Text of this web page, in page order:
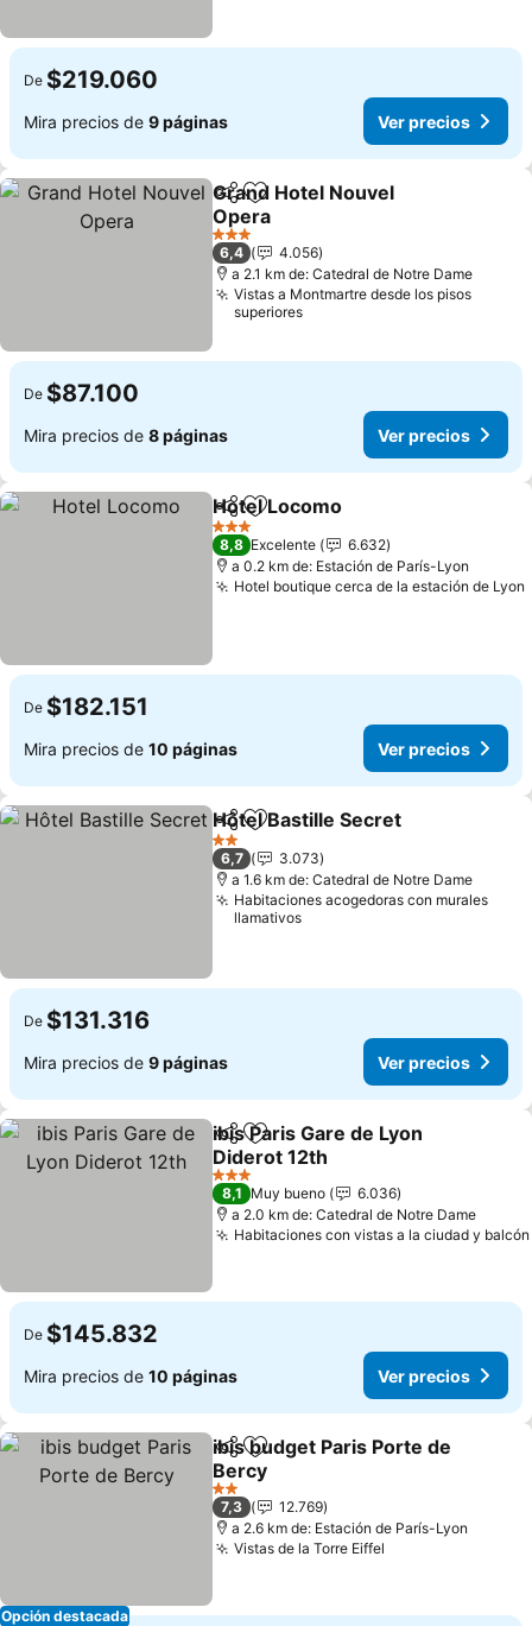
De $219.060
Mira precios de 9 páginas Ver precios
CompartirAgregar a favoritos
Grand Hotel Nouvel
Opera
3 Estrellas
6,4
4.056
a 2.1 km de: Catedral de Notre Dame
Vistas a Montmartre desde los pisos
superiores
De $87.100
Mira precios de 8 páginas Ver precios
CompartirAgregar a favoritos
Hotel Locomo
3 Estrellas
8,8 Excelente
6.632
a 0.2 km de: Estación de París-Lyon
Hotel boutique cerca de la estación de Lyon
De $182.151
Mira precios de 10 páginas Ver precios
CompartirAgregar a favoritos
Hôtel Bastille Secret
2 Estrellas
6,7
3.073
a 1.6 km de: Catedral de Notre Dame
Habitaciones acogedoras con murales
llamativos
De $131.316
Mira precios de 9 páginas Ver precios
CompartirAgregar a favoritos
ibis Paris Gare de Lyon
Diderot 12th
3 Estrellas
8,1 Muy bueno
6.036
a 2.0 km de: Catedral de Notre Dame
Habitaciones con vistas a la ciudad y balcón
De $145.832
Mira precios de 10 páginas Ver precios
Opción destacada
CompartirAgregar a favoritos
ibis budget Paris Porte de
Bercy
2 Estrellas
7,3
12.769
a 2.6 km de: Estación de París-Lyon
Vistas de la Torre Eiffel